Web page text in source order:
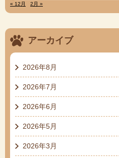
« 12月 2月 »
アーカイブ
2026年8月
2026年7月
2026年6月
2026年5月
2026年3月